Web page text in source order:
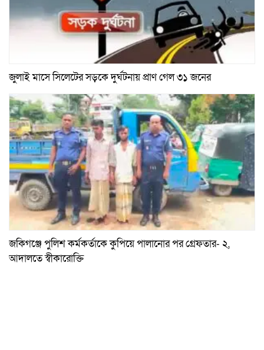
জুলাই মাসে সিলেটের সড়কে দুর্ঘটনায় প্রাণ গেল ৩১ জনের
জকিগঞ্জে পুলিশ কর্মকর্তাকে কুপিয়ে পালানোর পর গ্রেফতার- ২,
আদালতে স্বীকারোক্তি